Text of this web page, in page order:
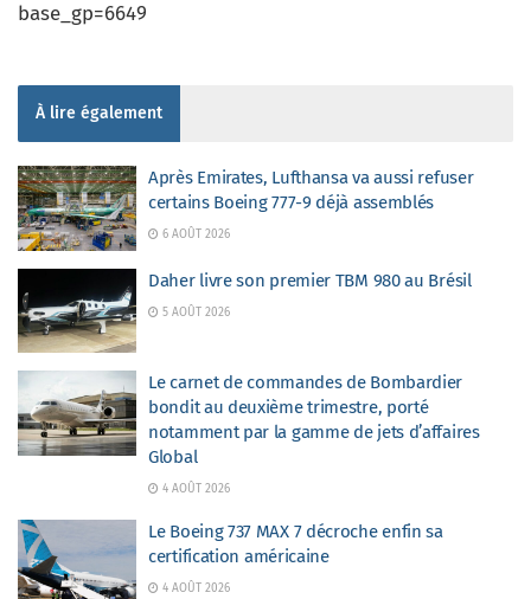
base_gp=6649
À lire également
Après Emirates, Lufthansa va aussi refuser
certains Boeing 777-9 déjà assemblés
6 AOÛT 2026
Daher livre son premier TBM 980 au Brésil
5 AOÛT 2026
Le carnet de commandes de Bombardier
bondit au deuxième trimestre, porté
notamment par la gamme de jets d’affaires
Global
4 AOÛT 2026
Le Boeing 737 MAX 7 décroche enfin sa
certification américaine
4 AOÛT 2026